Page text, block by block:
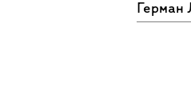
Герман